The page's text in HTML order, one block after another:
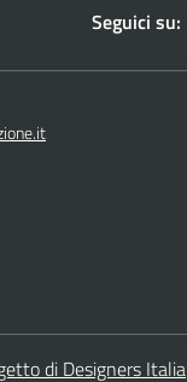
Seguici su:
di Designers Italia